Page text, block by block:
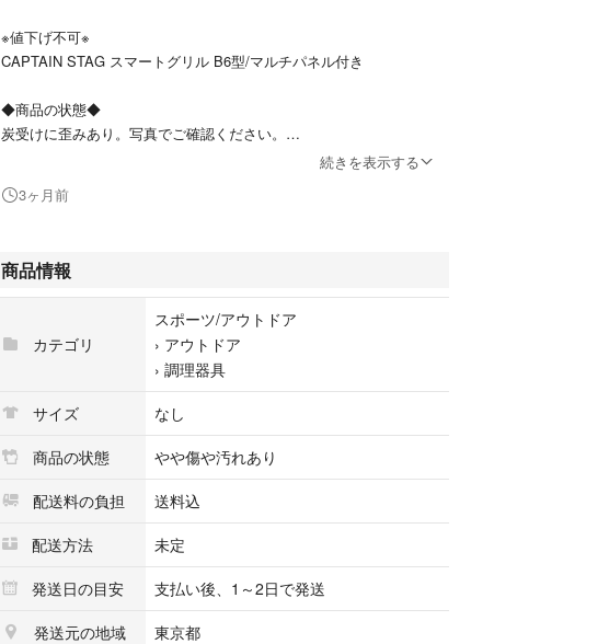
※値下げ不可※
CAPTAIN STAG スマートグリル B6型/マルチパネル付き
◆商品の状態◆
炭受けに歪みあり。写真でご確認ください。
※上記説明にないもの・写真に載っていないものは付属しません※
Ａ：使用感が少なく、状態の良い商品
Ｂ：使用感はあるが、目立つ傷や汚れがない商品
Ｃ：使用感の他、やや傷や汚れが見られる商品
Ｄ：目立つ傷が汚れがある商品
Ｅ：現状品、長時間の動作未確認、検査時の状態維持を保証出来ない
(返品不可)
F：ジャンク品(壊れている物)、動作未確認など
（外観の傷や汚れは主観によるもので個人差がございます）
続きを表示する
3ヶ月前
商品情報
カテゴリ
スポーツ/アウトドア
› アウトドア
› 調理器具
サイズ
なし
商品の状態
やや傷や汚れあり
配送料の負担
送料込
配送方法
未定
発送日の目安
支払い後、1～2日で発送
発送元の地域
東京都